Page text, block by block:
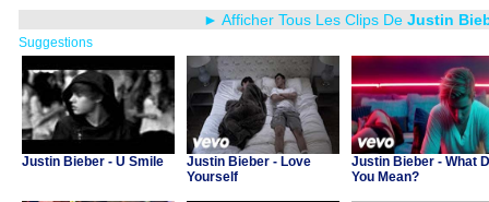
► Afficher Tous Les Clips De Justin
Suggestions
Justin Bieber - U Smile
Justin Bieber - Love
Yourself
Justin Bieber - What
You Mean?